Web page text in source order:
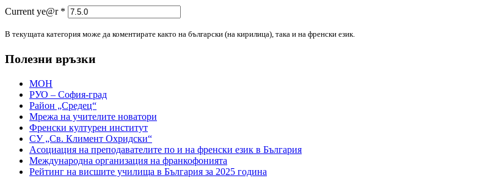
Current ye@r *
В текущата категория може да коментирате както на български (на кирилица), така и на френски език.
Полезни връзки
МОН
РУО – София-град
Район „Средец“
Мрежа на учителите новатори
Френски културен институт
СУ „Св. Климент Охридски“
Асоциация на преподавателите по и на френски език в България
Международна организация на франкофонията
Рейтинг на висшите училища в България за 2025 година